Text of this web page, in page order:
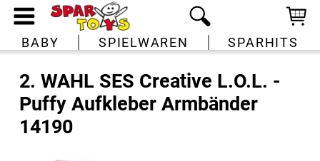
BABY SPIELWAREN SPARHITS
2. WAHL SES Creative L.O.L. -
Puffy Aufkleber Armbänder
14190